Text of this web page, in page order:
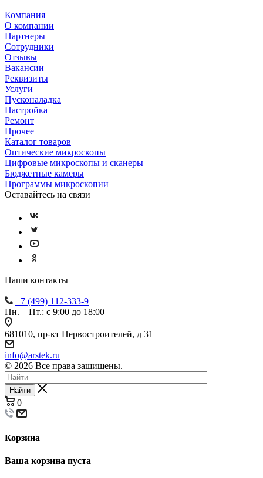
Компания
О компании
Партнеры
Сотрудники
Отзывы
Вакансии
Реквизиты
Услуги
Пусконаладка
Настройка
Ремонт
Прочее
Каталог товаров
Оптические микроскопы
Цифровые микроскопы и сканеры
Бюджетные камеры
Программы микроскопии
Оставайтесь на связи
Наши контакты
+7 (499) 112-333-9
Пн. – Пт.: с 9:00 до 18:00
681010, пр-кт Первостроителей, д 31
info@arstek.ru
© 2026 Все права защищены.
Найти
0
Корзина
Ваша корзина пуста